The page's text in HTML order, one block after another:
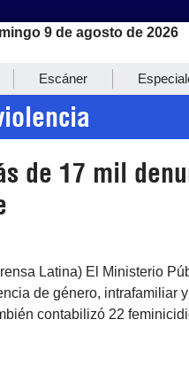
9 de agosto de 2026
Escáner
de 17 mil
Latina) El Ministerio
de género, intrafamiliar
contabilizó 22